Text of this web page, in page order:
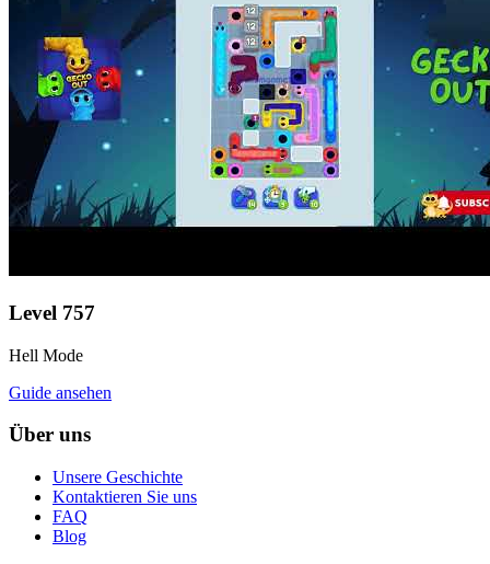
Level 757
Hell Mode
Guide ansehen
Über uns
Unsere Geschichte
Kontaktieren Sie uns
FAQ
Blog